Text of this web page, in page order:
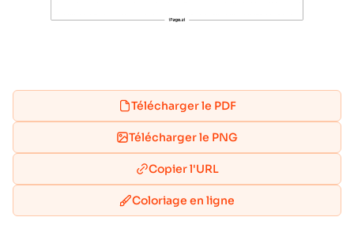
Télécharger le PDF
Télécharger le PNG
Copier l'URL
Coloriage en ligne